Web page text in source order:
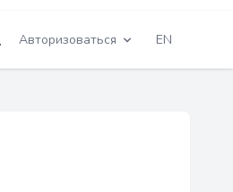
Авторизоваться EN